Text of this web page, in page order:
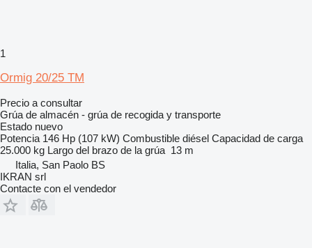
1
Ormig 20/25 TM
Precio a consultar
Grúa de almacén - grúa de recogida y transporte
Estado nuevo
Potencia 146 Hp (107 kW) Combustible diésel Capacidad de carga
25.000 kg Largo del brazo de la grúa 13 m
Italia, San Paolo BS
IKRAN srl
Contacte con el vendedor